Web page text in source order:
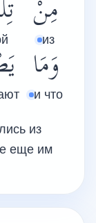
مِنْ
из
وَمَا
и что
из
еще им